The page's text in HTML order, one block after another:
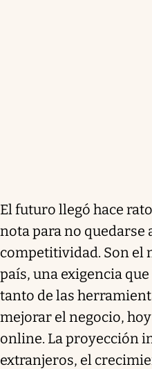
El futuro llegó hace
nota para no quedarse
competitividad. Son el
país, una exigencia
tanto de las
mejorar el negocio,
online. La proyección
extranjeros, el